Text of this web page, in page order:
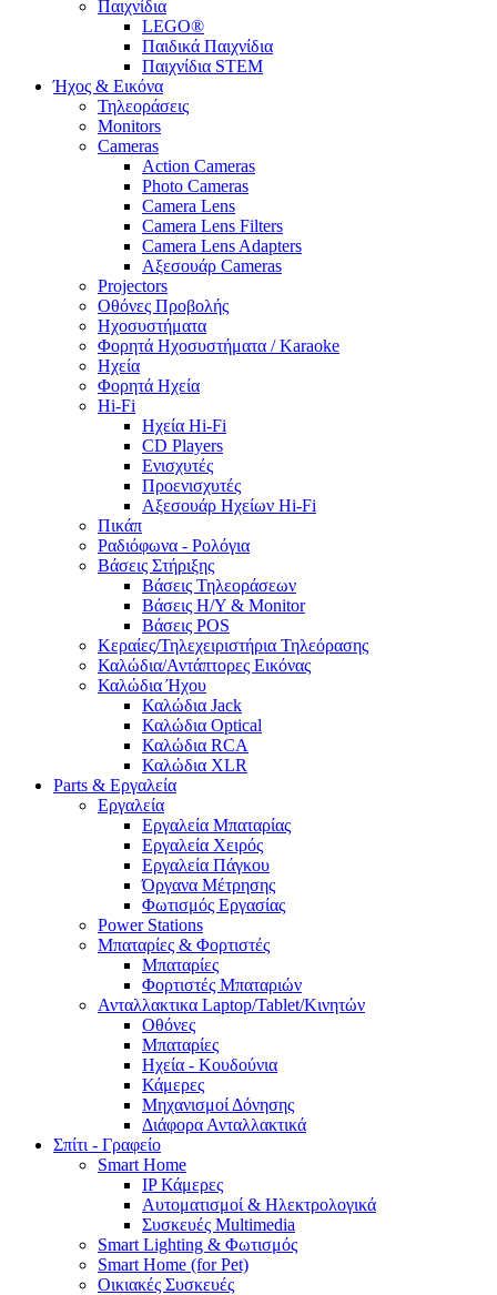
Παιχνίδια
LEGO®
Παιδικά Παιχνίδια
Παιχνίδια STEM
Ήχος & Εικόνα
Τηλεοράσεις
Monitors
Cameras
Action Cameras
Photo Cameras
Camera Lens
Camera Lens Filters
Camera Lens Adapters
Αξεσουάρ Cameras
Projectors
Οθόνες Προβολής
Ηχοσυστήματα
Φορητά Ηχοσυστήματα / Karaoke
Ηχεία
Φορητά Ηχεία
Hi-Fi
Ηχεία Hi-Fi
CD Players
Ενισχυτές
Προενισχυτές
Αξεσουάρ Ηχείων Hi-Fi
Πικάπ
Ραδιόφωνα - Ρολόγια
Βάσεις Στήριξης
Βάσεις Τηλεοράσεων
Βάσεις Η/Υ & Monitor
Βάσεις POS
Κεραίες/Τηλεχειριστήρια Τηλεόρασης
Καλώδια/Αντάπτορες Εικόνας
Καλώδια Ήχου
Καλώδια Jack
Καλώδια Optical
Καλώδια RCA
Καλώδια XLR
Parts & Εργαλεία
Εργαλεία
Εργαλεία Μπαταρίας
Εργαλεία Χειρός
Εργαλεία Πάγκου
Όργανα Μέτρησης
Φωτισμός Εργασίας
Power Stations
Μπαταρίες & Φορτιστές
Μπαταρίες
Φορτιστές Μπαταριών
Ανταλλακτικα Laptop/Tablet/Κινητών
Οθόνες
Μπαταρίες
Ηχεία - Κουδούνια
Κάμερες
Μηχανισμοί Δόνησης
Διάφορα Ανταλλακτικά
Σπίτι - Γραφείο
Smart Home
IP Κάμερες
Αυτοματισμοί & Ηλεκτρολογικά
Συσκευές Multimedia
Smart Lighting & Φωτισμός
Smart Home (for Pet)
Οικιακές Συσκευές